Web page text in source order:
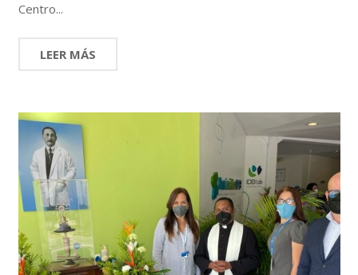
Centro...
LEER MÁS